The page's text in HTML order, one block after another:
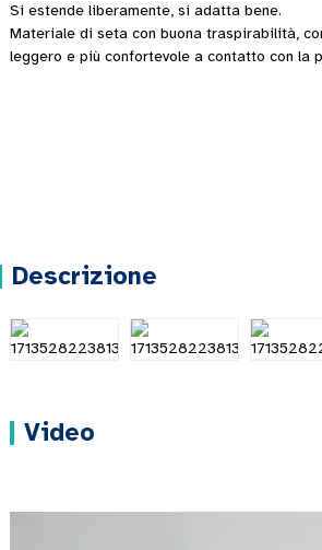
Si estende liberamente, si adatta bene.
Materiale di seta con buona traspirabilità,
leggero e più confortevole a contatto con la
Descrizione
Video